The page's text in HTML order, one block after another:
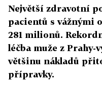
Největší zdravotní
pacientů s vážnými
281 milionů.
léčba muže z
většinu nákladů
přípravky.